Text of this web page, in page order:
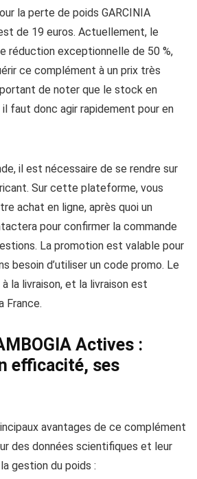
la perte de poids GARCINIA
de 19 euros. Actuellement, le
réduction exceptionnelle de 50 %,
ce complément à un prix très
de noter que le stock en
faut donc agir rapidement pour en
il est nécessaire de se rendre sur
Sur cette plateforme, vous
achat en ligne, après quoi un
pour confirmer la commande
La promotion est valable pour
besoin d’utiliser un code promo. Le
la livraison, et la livraison est
France.
Actives :
efficacité, ses
avantages de ce complément
des données scientifiques et leur
gestion du poids :